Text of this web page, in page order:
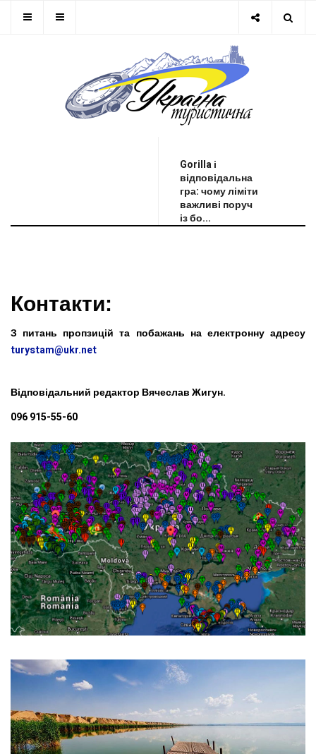
Gorilla і
відповідальна
гра: чому ліміти
важливі поруч
із бо...
Контакти:
З питань пропзицій та побажань на електронну адресу
turystam@ukr.net
Відповідальний редактор Вячеслав Жигун.
096 915-55-60